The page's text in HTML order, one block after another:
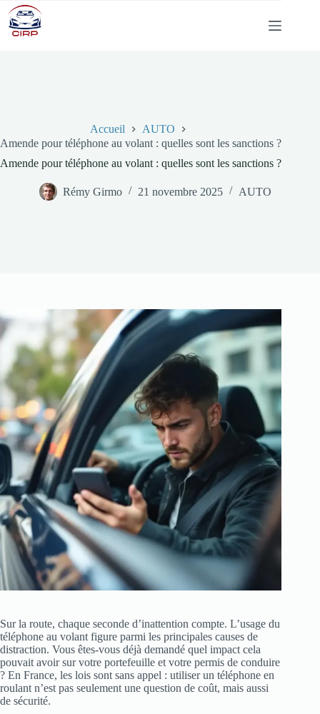
Passer
au
contenu
Accueil
AUTO
Amende pour téléphone au volant : quelles sont les sanctions ?
Amende pour téléphone au volant : quelles sont les sanctions ?
Rémy Girmo 21 novembre 2025 AUTO
Sur la route, chaque seconde d’inattention compte. L’usage du
téléphone au volant figure parmi les principales causes de
distraction. Vous êtes-vous déjà demandé quel impact cela
pouvait avoir sur votre portefeuille et votre permis de conduire
? En France, les lois sont sans appel : utiliser un téléphone en
roulant n’est pas seulement une question de coût, mais aussi
de sécurité.